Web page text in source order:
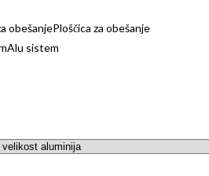
Ploščica za obešanje
Alu sistem